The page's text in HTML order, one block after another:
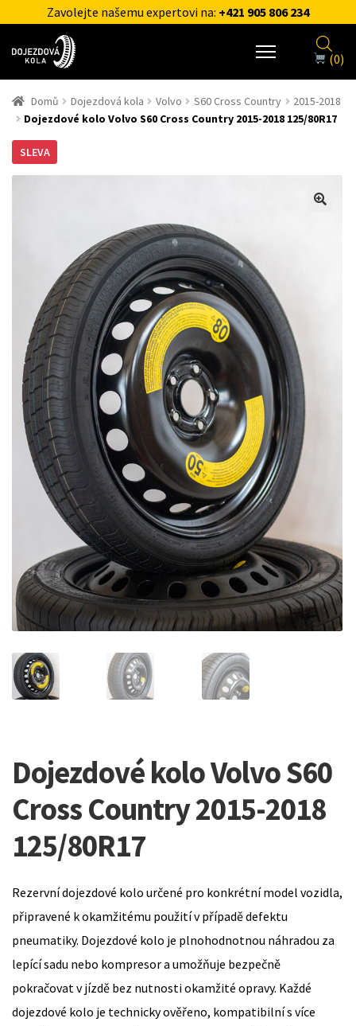
Zavolejte našemu expertovi na: +421 905 806 234
(0)
Domů Dojezdová kola Volvo S60 Cross Country
2015-2018
Dojezdové kolo Volvo S60 Cross Country 2015-2018 125/80R17
SLEVA
Dojezdové kolo Volvo S60
Cross Country 2015-2018
125/80R17
Rezervní dojezdové kolo určené pro konkrétní model vozidla,
připravené k okamžitému použití v případě defektu
pneumatiky. Dojezdové kolo je plnohodnotnou náhradou za
lepící sadu nebo kompresor a umožňuje bezpečně
pokračovat v jízdě bez nutnosti okamžité opravy. Každé
dojezdové kolo je technicky ověřeno, kompatibilní s více